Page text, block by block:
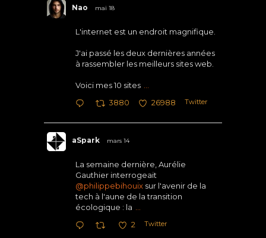
Nao mai 18
L'internet est un endroit magnifique.
J'ai passé les deux dernières années
à rassembler les meilleurs sites web.
Voici mes 10 sites
3880 26988 Twitter
aSpark mars 14
La semaine dernière, Aurélie
Gauthier interrogeait
@philippebihouix sur l'avenir de la
tech à l'aune de la transition
écologique : la
2 Twitter